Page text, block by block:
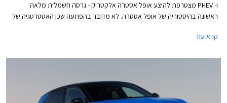
ו- PHEV מצטרפת להיצע אופל אסטרה אלקטריק - גרסה חשמלית מלאה
ראשונה בהיסטוריה של אופל אסטרה. לא מדובר בהפתעה שכן האסטרטגיה של
קרא עוד